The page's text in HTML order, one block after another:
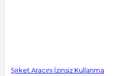
Şirket Aracını İzinsiz Kullanma